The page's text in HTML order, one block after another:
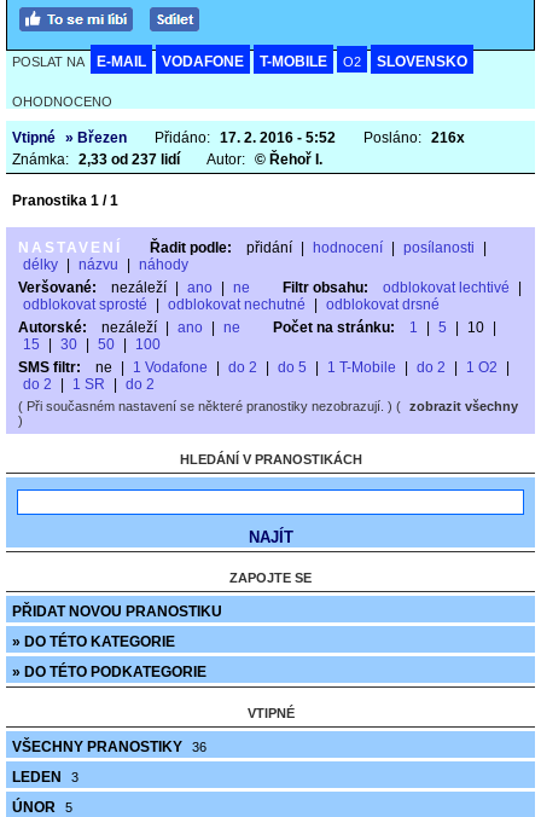
POSLAT NA E-MAIL VODAFONE T-MOBILE O2 SLOVENSKO
OHODNOCENO
Vtipné » Březen Přidáno: 17. 2. 2016 - 5:52 Posláno: 216x
Známka: 2,33 od 237 lidí Autor: © Řehoř I.
Pranostika 1 / 1
NASTAVENÍ Řadit podle: přidání hodnocení posílanosti
délky
názvu
náhody
Veršované:
nezáleží ano ne Filtr obsahu: odblokovat lechtivé
odblokovat sprosté
odblokovat nechutné
odblokovat drsné
Autorské:
nezáleží ano ne Počet na stránku: 1 5 10
15
30 50
100
SMS filtr:
ne 1 Vodafone do 2 do 5 1 T-Mobile do 2 1 O2
do 2
1 SR do 2
( Při současném nastavení se některé pranostiky nezobrazují. ) ( zobrazit všechny
)
HLEDÁNÍ V PRANOSTIKÁCH
ZAPOJTE SE
PŘIDAT NOVOU PRANOSTIKU
» DO TÉTO KATEGORIE
» DO TÉTO PODKATEGORIE
VTIPNÉ
VŠECHNY PRANOSTIKY 36
LEDEN 3
ÚNOR 5